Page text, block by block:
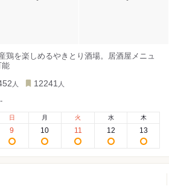
を楽しめるやきとり酒場。居酒屋メニュ
能
人 12241 人
-
日
9
月
10
火
11
水
12
木
13